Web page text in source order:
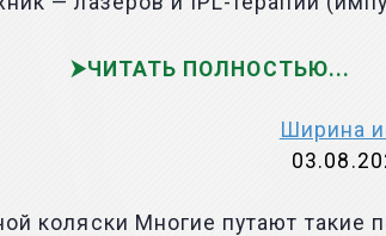
ЧИТАТЬ ПОЛНОСТЬЮ
Ширина
коляски Многие путают такие